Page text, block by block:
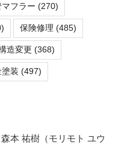
フラー (270)
保険修理 (485)
造変更 (368)
装 (497)
本 祐樹（モリモト ユウ